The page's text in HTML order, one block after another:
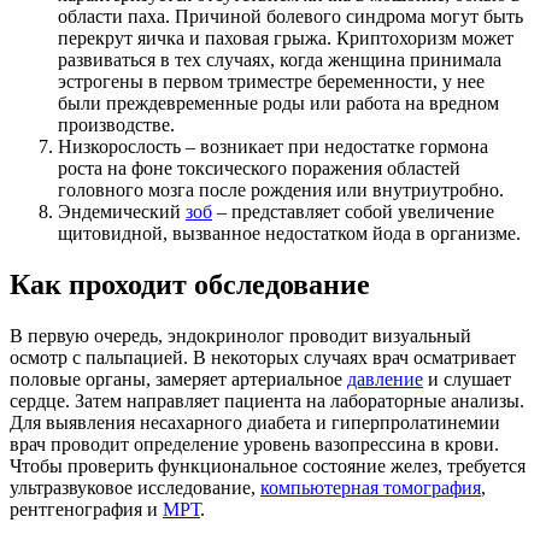
области паха. Причиной болевого синдрома могут быть
перекрут яичка и паховая грыжа. Криптохоризм может
развиваться в тех случаях, когда женщина принимала
эстрогены в первом триместре беременности, у нее
были преждевременные роды или работа на вредном
производстве.
Низкорослость – возникает при недостатке гормона
роста на фоне токсического поражения областей
головного мозга после рождения или внутриутробно.
Эндемический зоб – представляет собой увеличение
щитовидной, вызванное недостатком йода в организме.
Как проходит обследование
В первую очередь, эндокринолог проводит визуальный
осмотр с пальпацией. В некоторых случаях врач осматривает
половые органы, замеряет артериальное давление и слушает
сердце. Затем направляет пациента на лабораторные анализы.
Для выявления несахарного диабета и гиперпролатинемии
врач проводит определение уровень вазопрессина в крови.
Чтобы проверить функциональное состояние желез, требуется
ультразвуковое исследование, компьютерная томография,
рентгенография и МРТ.